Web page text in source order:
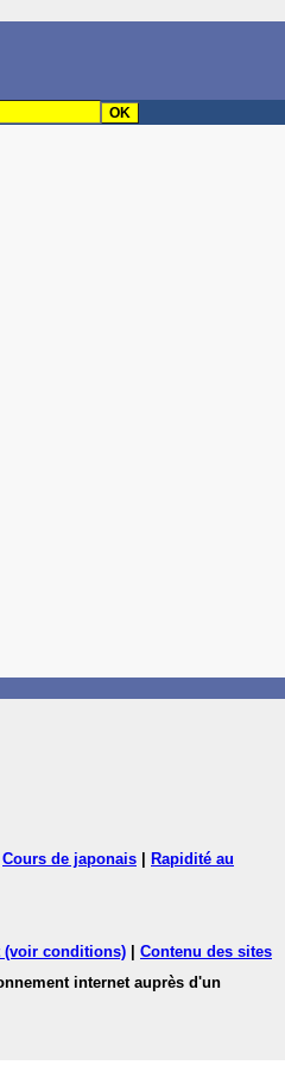
Cours de japonais
Rapidité au
(voir conditions)
Contenu des sites
internet auprès d'un